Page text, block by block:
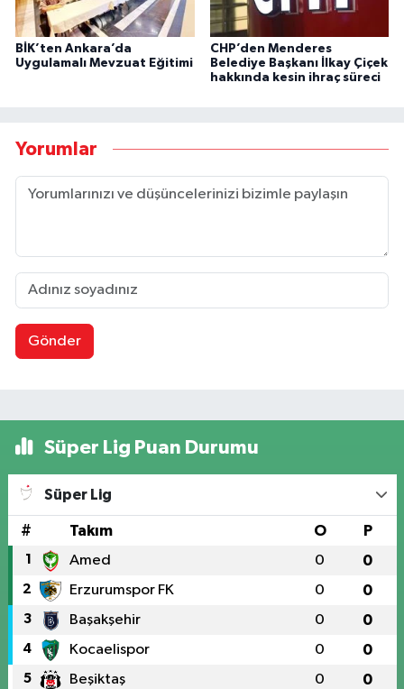
BİK’ten Ankara’da
Uygulamalı Mevzuat Eğitimi
CHP’den Menderes
Belediye Başkanı İlkay Çiçek
hakkında kesin ihraç süreci
Yorumlar
Gönder
Süper Lig Puan Durumu
Süper Lig
# Takım O P
1 Amed 0 0
2 Erzurumspor FK 0 0
3 Başakşehir 0 0
4 Kocaelispor 0 0
5 Beşiktaş 0 0